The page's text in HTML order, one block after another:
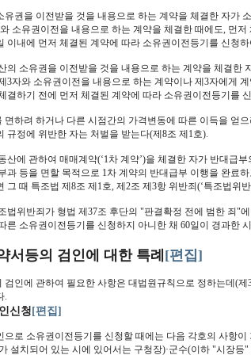
유권을 이전받을 것을 내용으로 하는 계약을 체결한 자가
소유권이전을 내용으로 하는 계약을 체결한 때에도, 먼
이내에 먼저 체결된 계약에 따라 소유권이전등기를 신청
의 소유권을 이전받을 것을 내용으로 하는 계약을 체결한
3자와 소유권이전을 내용으로 하는 계약이나 제3자에게
결하기 전에 먼저 체결된 계약에 따라 소유권이전등기를
면하려 하거나 다른 시점간의 가격변동에 따른 이득을 얻
규정에 위반한 자는 처벌을 받는다(제8조 제1호).
산에 관하여 매매계약(‘1차 계약’)을 체결한 자가 반대급
과 등을 면할 목적으로 1차 계약의 반대급부 이행을 완료
그 때 특조법 제8조 제1호, 제2조 제3항 위반죄(‘특조법위
법위반죄가 형법 제37조 후단의 "판결확정 전에 범한 죄"
른 소유권이전등기를 신청하지 아니한 채 60일이 경과한
서등의 검인에 대한 특례 [편집]
검인에 관하여 필요한 사항은 대법원규칙으로 정하는데(제
.
신청[편집]
으로 소유권이전등기를 신청할 때에는 다음 각호의 사항
설치되어 있는 시에 있어서는 구청장)·군수(이하 "시장